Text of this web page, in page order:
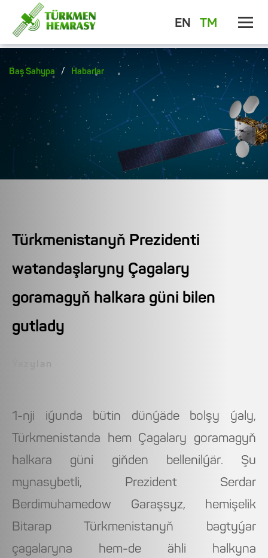
EN TM
Baş Sahypa / Habarlar
Türkmenistanyň Prezidenti
watandaşlaryny Çagalary
goramagyň halkara güni bilen
gutlady
1-nji iýunda bütin dünýäde bolşy ýaly,
Türkmenistanda hem Çagalary goramagyň
halkara güni giňden bellenilýär. Şu
mynasybetli, Prezident Serdar
Berdimuhamedow Garaşsyz, hemişelik
Bitarap Türkmenistanyň bagtyýar
çagalaryna hem-de ähli halkyna